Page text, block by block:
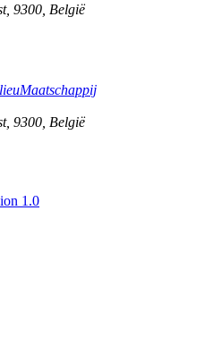
, 9300 België
, 9300 België
1.0